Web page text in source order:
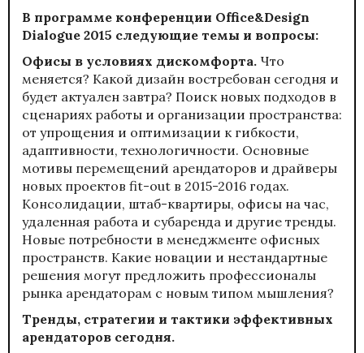
В программе конференции Office&Design
Dialogue 2015 следующие темы и вопросы:
Офисы в условиях дискомфорта. Что
меняется? Какой дизайн востребован сегодня и
будет актуален завтра? Поиск новых подходов в
сценариях работы и организации пространства:
от упрощения и оптимизации к гибкости,
адаптивности, технологичности. Основные
мотивы перемещений арендаторов и драйверы
новых проектов fit-out в 2015-2016 годах.
Консолидации, штаб-квартиры, офисы на час,
удаленная работа и субаренда и другие тренды.
Новые потребности в менеджменте офисных
пространств. Какие новации и нестандартные
решения могут предложить профессионалы
рынка арендаторам с новым типом мышления?
Тренды, стратегии и тактики эффективных
арендаторов сегодня.